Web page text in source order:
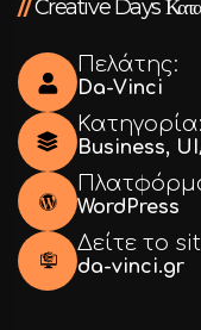
//Creative Days
Πελάτης:
Da-Vinci
Κατηγορία:
Business,
WordPress
Δείτε το
da-vinci.gr